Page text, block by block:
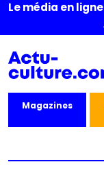
Le média en
Magazines